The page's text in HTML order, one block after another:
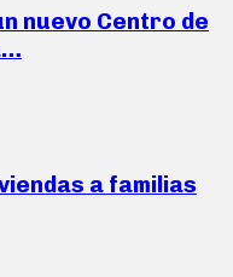
nuevo Centro de
a familias